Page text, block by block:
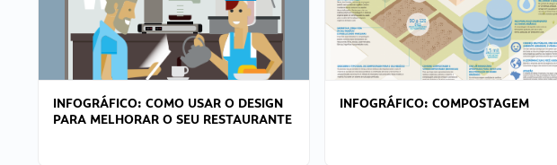
INFOGRÁFICO: COMO USAR O DESIGN
PARA MELHORAR O SEU RESTAURANTE
INFOGRÁFICO: COMPOSTAGEM